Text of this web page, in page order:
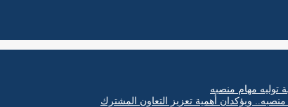
توليه مهام منصبه
ويؤكدان أهمية تعزيز التعاون المشترك